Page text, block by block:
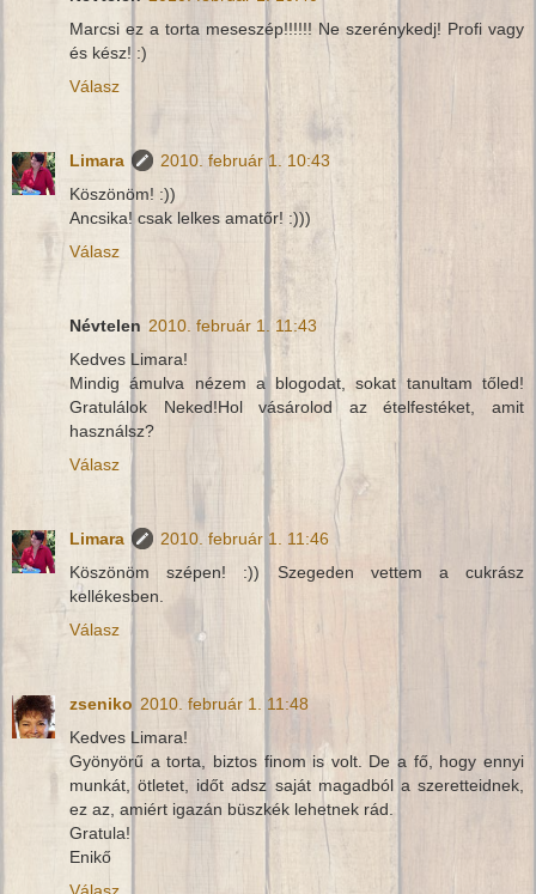
Marcsi ez a torta meseszép!!!!!! Ne szerénykedj! Profi vagy
és kész! :)
Válasz
Limara
2010. február 1. 10:43
Köszönöm! :))
Ancsika! csak lelkes amatőr! :)))
Válasz
Névtelen 2010. február 1. 11:43
Kedves Limara!
Mindig ámulva nézem a blogodat, sokat tanultam tőled!
Gratulálok Neked!Hol vásárolod az ételfestéket, amit
használsz?
Válasz
Limara
2010. február 1. 11:46
Köszönöm szépen! :)) Szegeden vettem a cukrász
kellékesben.
Válasz
zseniko 2010. február 1. 11:48
Kedves Limara!
Gyönyörű a torta, biztos finom is volt. De a fő, hogy ennyi
munkát, ötletet, időt adsz saját magadból a szeretteidnek,
ez az, amiért igazán büszkék lehetnek rád.
Gratula!
Enikő